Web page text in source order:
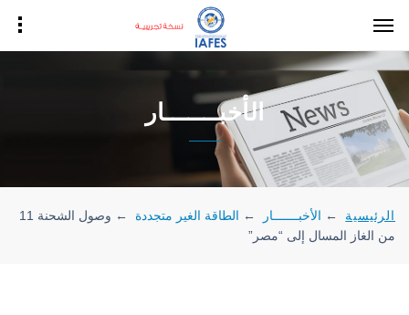
الأخبـــــــار
الرئيسية ← الأخبـــــــار ← الطاقة الغير متجددة ←
وصول الشحنة 11
من الغاز المسال إلى “مصر”